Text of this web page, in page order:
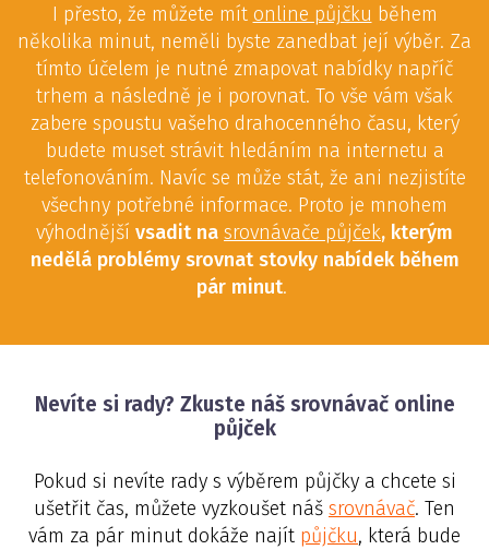
I přesto, že můžete mít online půjčku během
několika minut, neměli byste zanedbat její výběr. Za
tímto účelem je nutné zmapovat nabídky napříč
trhem a následně je i porovnat. To vše vám však
zabere spoustu vašeho drahocenného času, který
budete muset strávit hledáním na internetu a
telefonováním. Navíc se může stát, že ani nezjistíte
všechny potřebné informace. Proto je mnohem
výhodnější vsadit na srovnávače půjček, kterým
nedělá problémy srovnat stovky nabídek během
pár minut.
Nevíte si rady? Zkuste náš srovnávač online
půjček
Pokud si nevíte rady s výběrem půjčky a chcete si
ušetřit čas, můžete vyzkoušet náš srovnávač. Ten
vám za pár minut dokáže najít půjčku, která bude